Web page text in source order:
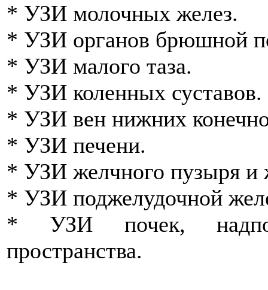
* УЗИ молочных желез.
* УЗИ органов брюшной
* УЗИ малого таза.
* УЗИ коленных суставов.
* УЗИ вен нижних
* УЗИ печени.
* УЗИ желчного пузыря и
* УЗИ поджелудочной
* УЗИ почек,
пространства.